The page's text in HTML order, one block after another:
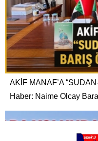
AKİF MANAF’A
Haber: Naime Olcay